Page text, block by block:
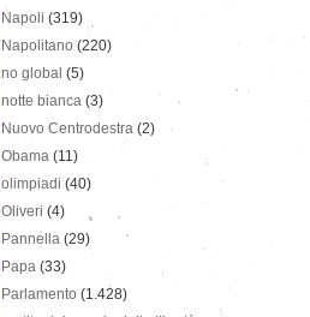
Napoli (319)
Napolitano (220)
no global (5)
notte bianca (3)
Nuovo Centrodestra (2)
Obama (11)
olimpiadi (40)
Oliveri (4)
Pannella (29)
Papa (33)
Parlamento (1.428)